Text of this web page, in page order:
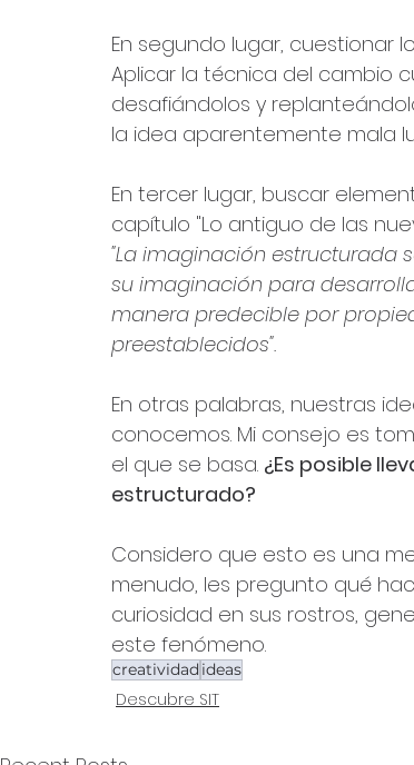
En segundo lugar, cuestionar
Aplicar la técnica del cambio
desafiándolos y
la idea aparentemente mala
En tercer lugar, buscar
capítulo "Lo antiguo de las
"La imaginación estructurada
su imaginación para
manera predecible por
preestablecidos".
En otras palabras, nuestras
conocemos. Mi consejo es
el que se basa. ¿Es posible
estructurado?
Considero que esto es una
menudo, les pregunto qué
curiosidad en sus rostros,
este fenómeno.
creatividad ideas
Descubre SIT